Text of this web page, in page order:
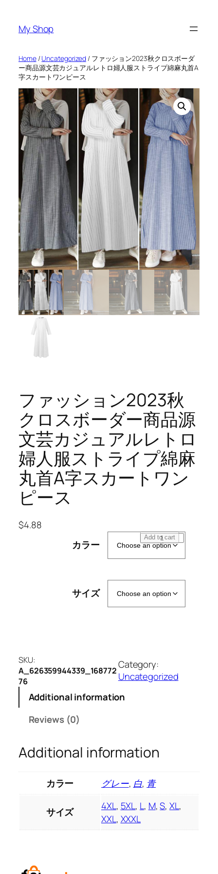
content
My Shop
Home/Uncategorized / ファッション2023秋クロスボーダ
ー商品源文芸カジュアルレトロ婦人服ストライプ綿麻丸首A
字スカートワンピース
ファッション2023秋
クロスボーダー商品源
文芸カジュアルレトロ
婦人服ストライプ綿麻
丸首A字スカートワン
ピース
$4.88
カラー
サイズ
フ
ァ
ッ
ン
2
ク
ロ
ー
商
品
源
文
芸
ジ
Add to cart
SKU:
A_626359944339_168772
76
Category:
Uncategorized
Additional information
Reviews (0)
Additional information
カラー グレー, 白, 青
サイズ 4XL, 5XL, L, M,S,XL,
XXL, XXXL